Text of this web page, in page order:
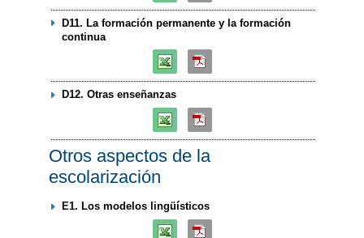
D11. La formación permanente y la formación
continua
D12. Otras enseñanzas
Otros aspectos de la
escolarización
E1. Los modelos lingüísticos